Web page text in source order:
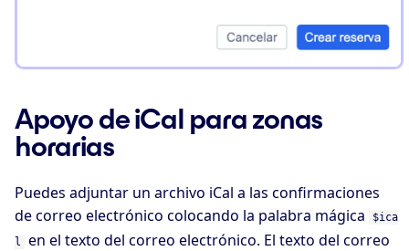
Apoyo de iCal para zonas
horarias
Puedes adjuntar un archivo iCal a las confirmaciones
de correo electrónico colocando la palabra mágica
$ica
l
en el texto del correo electrónico. El texto del correo